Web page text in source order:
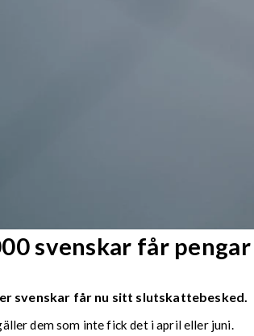
svenskar får
svenskar får nu sitt slutskattebesked.
dem som inte fick det i april eller juni.